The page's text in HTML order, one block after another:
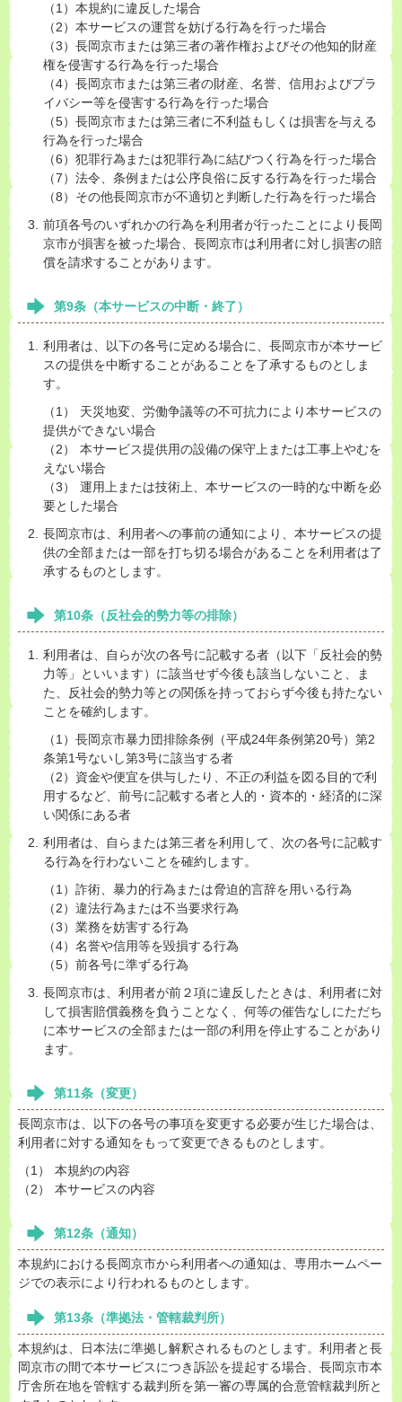
（1）本規約に違反した場合
（2）本サービスの運営を妨げる行為を行った場合
（3）長岡京市または第三者の著作権およびその他知的財産
権を侵害する行為を行った場合
（4）長岡京市または第三者の財産、名誉、信用およびプラ
イバシー等を侵害する行為を行った場合
（5）長岡京市または第三者に不利益もしくは損害を与える
行為を行った場合
（6）犯罪行為または犯罪行為に結びつく行為を行った場合
（7）法令、条例または公序良俗に反する行為を行った場合
（8）その他長岡京市が不適切と判断した行為を行った場合
前項各号のいずれかの行為を利用者が行ったことにより長岡
京市が損害を被った場合、長岡京市は利用者に対し損害の賠
償を請求することがあります。
第9条（本サービスの中断・終了）
利用者は、以下の各号に定める場合に、長岡京市が本サービ
スの提供を中断することがあることを了承するものとしま
す。
（1） 天災地変、労働争議等の不可抗力により本サービスの
提供ができない場合
（2） 本サービス提供用の設備の保守上または工事上やむを
えない場合
（3） 運用上または技術上、本サービスの一時的な中断を必
要とした場合
長岡京市は、利用者への事前の通知により、本サービスの提
供の全部または一部を打ち切る場合があることを利用者は了
承するものとします。
第10条（反社会的勢力等の排除）
利用者は、自らが次の各号に記載する者（以下「反社会的勢
力等」といいます）に該当せず今後も該当しないこと、ま
た、反社会的勢力等との関係を持っておらず今後も持たない
ことを確約します。
（1）長岡京市暴力団排除条例（平成24年条例第20号）第2
条第1号ないし第3号に該当する者
（2）資金や便宜を供与したり、不正の利益を図る目的で利
用するなど、前号に記載する者と人的・資本的・経済的に深
い関係にある者
利用者は、自らまたは第三者を利用して、次の各号に記載す
る行為を行わないことを確約します。
（1）詐術、暴力的行為または脅迫的言辞を用いる行為
（2）違法行為または不当要求行為
（3）業務を妨害する行為
（4）名誉や信用等を毀損する行為
（5）前各号に準ずる行為
長岡京市は、利用者が前２項に違反したときは、利用者に対
して損害賠償義務を負うことなく、何等の催告なしにただち
に本サービスの全部または一部の利用を停止することがあり
ます。
第11条（変更）
長岡京市は、以下の各号の事項を変更する必要が生じた場合は、
利用者に対する通知をもって変更できるものとします。
（1） 本規約の内容
（2） 本サービスの内容
第12条（通知）
本規約における長岡京市から利用者への通知は、専用ホームペー
ジでの表示により行われるものとします。
第13条（準拠法・管轄裁判所）
本規約は、日本法に準拠し解釈されるものとします。利用者と長
岡京市の間で本サービスにつき訴訟を提起する場合、長岡京市本
庁舎所在地を管轄する裁判所を第一審の専属的合意管轄裁判所と